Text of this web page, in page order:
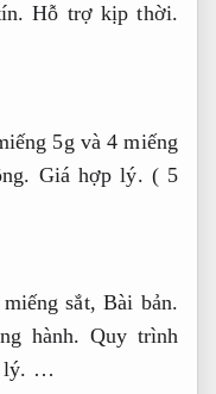
Hỗ trợ kịp thời.
5g và 4 miếng
Giá hợp lý. ( 5
sắt,Bài bản.
hành. Quy trình
lý. …